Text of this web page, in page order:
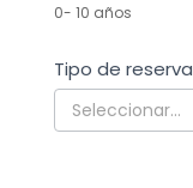
0- 10 años
Tipo de reserva